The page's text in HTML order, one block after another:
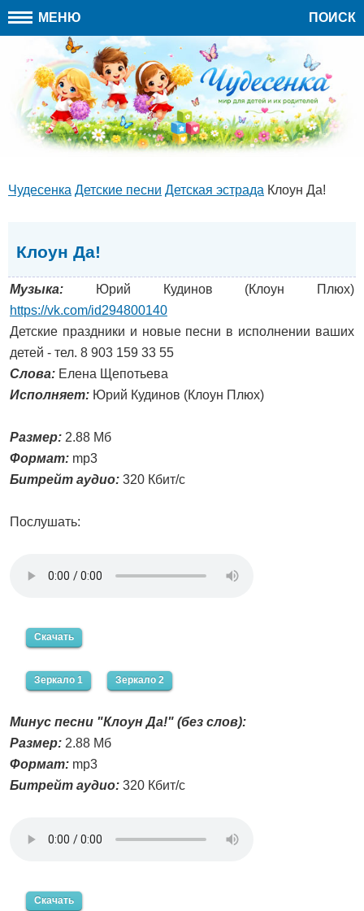
МЕНЮ ПОИСК
Чудесенка Детские песни Детская эстрада Клоун Да!
Клоун Да!
Музыка: Юрий Кудинов (Клоун Плюх)
https://vk.com/id294800140
Детские праздники и новые песни в исполнении ваших
детей - тел. 8 903 159 33 55
Слова: Елена Щепотьева
Исполняет: Юрий Кудинов (Клоун Плюх)
Размер: 2.88 Мб
Формат: mp3
Битрейт аудио: 320 Кбит/с
Послушать:
Скачать
Зеркало 1 Зеркало 2
Минус песни "Клоун Да!" (без слов):
Размер: 2.88 Мб
Формат: mp3
Битрейт аудио: 320 Кбит/с
Скачать